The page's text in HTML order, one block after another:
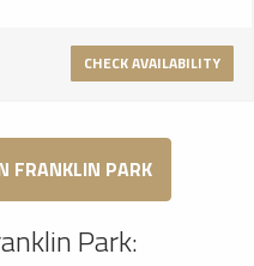
CHECK AVAILABILITY
FRANKLIN PARK
Park: